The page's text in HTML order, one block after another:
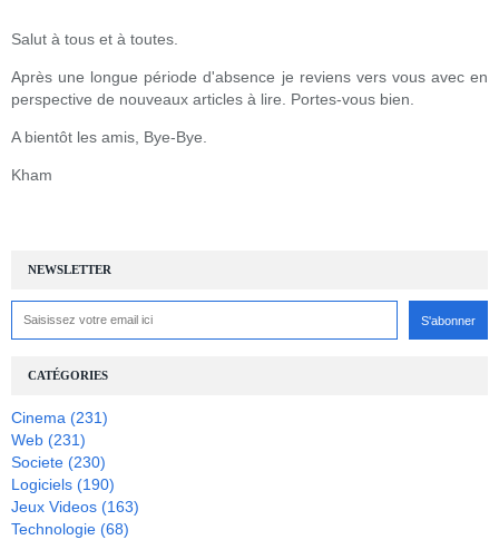
NEWSLETTER
CATÉGORIES
Cinema (231)
Web (231)
Societe (230)
Logiciels (190)
Jeux Videos (163)
Technologie (68)
Salut à tous et à toutes.
Après une longue période d'absence je reviens vers vous avec en
perspective de nouveaux articles à lire. Portes-vous bien.
A bientôt les amis, Bye-Bye.
Kham